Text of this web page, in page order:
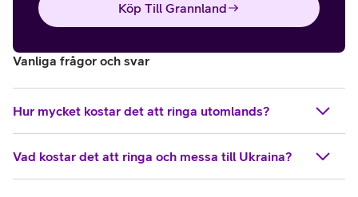
Köp Till Grannland
Vanliga frågor och svar
Hur mycket kostar det att ringa utomlands?
Vad kostar det att ringa och messa till Ukraina?